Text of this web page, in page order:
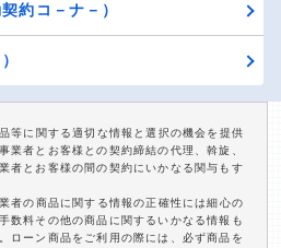
約コ－ナ－）
等に関する適切な情報と選択の機会を提供
業者とお客様との契約締結の代理、斡旋、
者とお客様の間の契約にいかなる関与もす
者の商品に関する情報の正確性には細心の
数料その他の商品に関するいかなる情報も
ローン商品をご利用の際には、必ず商品を